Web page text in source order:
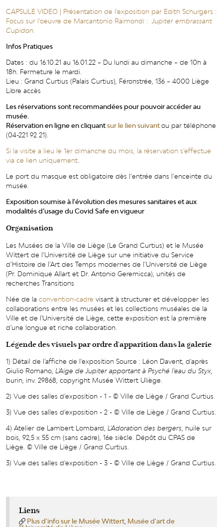
CAPSULE VIDEO | Présentation de l'exposition par Edith Schurgers :
Focus sur l'oeuvre de Marcantonio Raimondi :Jupiter embrassant
Cupidon
Infos Pratiques
Dates : du 16.10.21 au 16.01.22 – Du lundi au dimanche – de 10h à
18h. Fermeture le mardi.
Lieu : Grand Curtius (Palais Curtius), Féronstrée, 136 – 4000 Liège
Libre accès
Les réservations sont recommandées pour pouvoir accéder au
musée.
Réservation en ligne en cliquantsur le lien suivantou par téléphone
(04-221 92 21).
Si la visite a lieu le 1er dimanche du mois, la réservation s'effectue
via ce lien uniquement
Le port du masque est obligatoire dès l’entrée dans l’enceinte du
musée.
Exposition soumise à l'évolution des mesures sanitaires et aux
modalités d’usage du Covid Safe en vigueur
Organisation
Les Musées de la Ville de Liège (Le Grand Curtius) et le Musée
Wittert de l’Université de Liège sur une initiative du Service
d’Histoire de l’Art des Temps modernes de l’Université de Liège
(Pr. Dominique Allart et Dr. Antonio Geremicca), unités de
recherches Transitions
Née de la convention-cadre visant à structurer et développer les
collaborations entre les musées et les collections muséales de la
Ville et de l'Université de Liège, cette exposition est la première
d'une longue et riche collaboration.
Légende des visuels par ordre d'apparition dans la galerie
1) Détail de l'affiche de l'exposition Source : Léon Davent, d'après
Giulio Romano, L'Aige de Jupiter apportant à Psyché l'eau du Styx
burin, inv. 29868, copyright Musée Wittert Uliège.
2) Vue des salles d'exposition - 1 - © Ville de Liège / Grand Curtius.
3) Vue des salles d'exposition - 2 - © Ville de Liège / Grand Curtius.
4) Atelier de Lambert Lombard, L'Adoration des bergers , huile sur
bois, 92,5 x 55 cm (sans cadre), 16e siècle. Dépôt du CPAS de
Liège. © Ville de Liège / Grand Curtius.
3) Vue des salles d'exposition - 3 - © Ville de Liège / Grand Curtius.
Liens
Plus d'info sur le Musée Wittert, Musée d'art de